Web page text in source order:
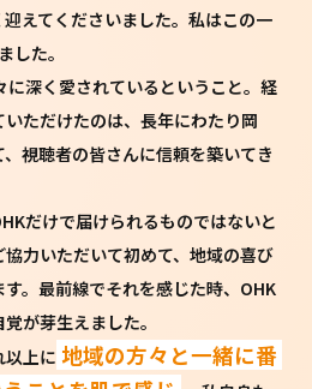
迎えてくださいました。私はこの一
した。
に深く愛されているということ。経
ただけたのは、長年にわたり岡
視聴者の皆さんに信頼を築いてき
だけで届けられるものではないと
力いただいて初めて、地域の喜び
。最前線でそれを感じた時、OHK
が芽生えました。
以上に 地域の方々と一緒に番